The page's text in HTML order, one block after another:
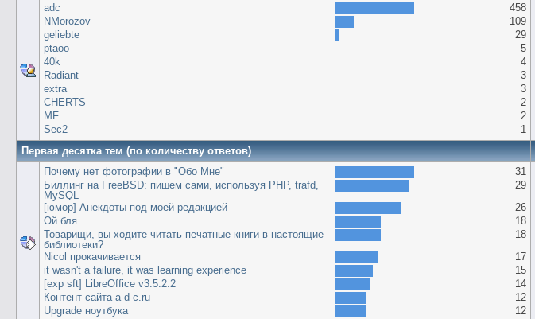
adc
458
NMorozov
109
geliebte
29
ptaoo
5
40k
4
Radiant
3
extra
3
CHERTS
2
MF
2
Sec2
1
Первая десятка тем (по количеству ответов)
Почему нет фотографии в "Обо Мне"
31
Биллинг на FreeBSD: пишем сами, используя PHP, trafd,
MySQL
29
[юмор] Анекдоты под моей редакцией
26
Ой бля
18
Товарищи, вы ходите читать печатные книги в настоящие
библиотеки?
18
Nicol прокачивается
17
it wasn't a failure, it was learning experience
15
[exp sft] LibreOffice v3.5.2.2
14
Контент сайта a-d-c.ru
12
Upgrade ноутбука
12